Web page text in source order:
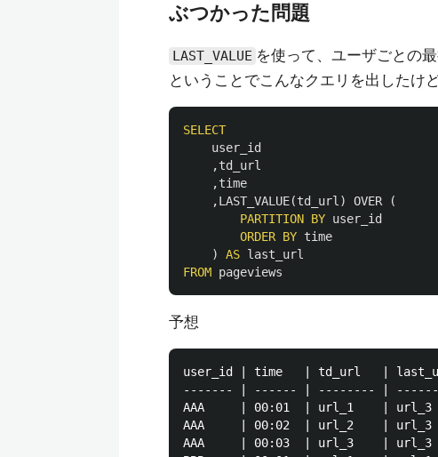
ぶつかった問題
LAST_VALUE を使って、ユーザごとの
ということでこんなクエリを出したけ
SELECT
user_id
,td_url
,time
,LAST_VALUE(td_url ) OVER
(
PARTITION BY user_id
ORDER BY time
)
AS last_url
FROM pageviews
予想
user_id | time   | td_url   |
------- | ------ | -------- |
AAA     | 00:01  | url_1    | url_3
AAA     | 00:02  | url_2    | url_3
AAA     | 00:03  | url_3    | url_3